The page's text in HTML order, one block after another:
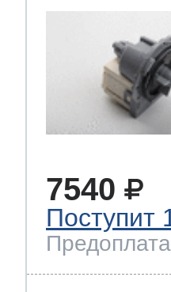
7540
Поступит